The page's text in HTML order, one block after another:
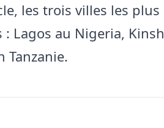
les trois villes les
Lagos au Nigeria,
Tanzanie.